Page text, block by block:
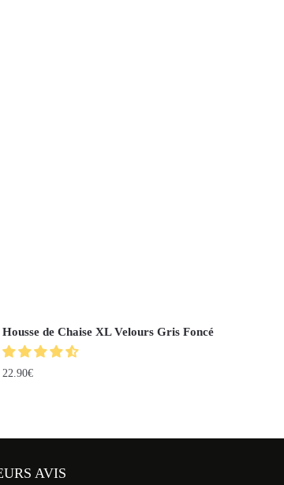
Housse de Chaise XL Velours Gris Foncé
22.90€
AVIS